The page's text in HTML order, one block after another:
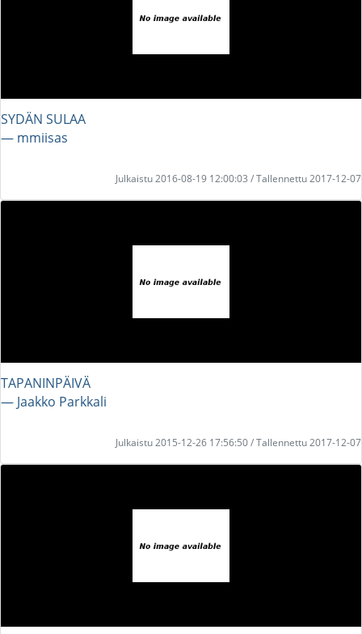
SYDÄN SULAA
― mmiisas
Julkaistu 2016-08-19 12:00:03 / Tallennettu 2017-12-07
TAPANINPÄIVÄ
― Jaakko Parkkali
Julkaistu 2015-12-26 17:56:50 / Tallennettu 2017-12-07